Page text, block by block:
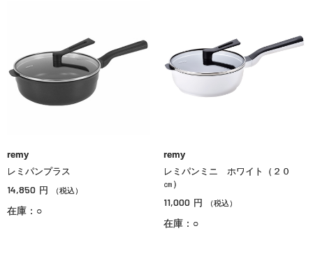
remy
レミパンプラス
14,850 円 （税込）
在庫：○
remy
レミパンミニ ホワイト（２０
㎝）
11,000 円 （税込）
在庫：○